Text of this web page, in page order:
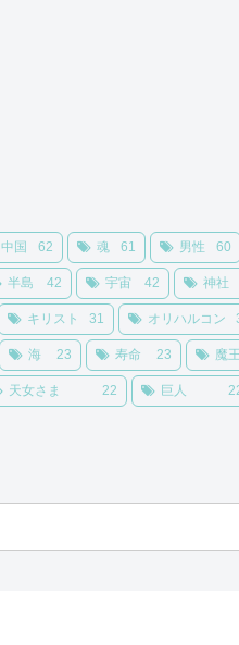
中国 62 魂 61 男性 60
半島 42 宇宙 42 神社
キリスト 31 オリハルコン
海 23 寿命 23 魔王
天女さま 22 巨人